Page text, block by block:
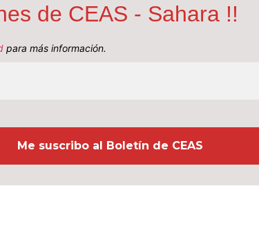
de CEAS - Sahara !!
para más información.